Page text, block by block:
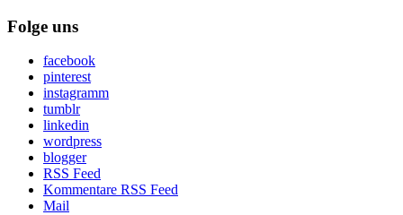
Folge uns
facebook
pinterest
instagramm
tumblr
linkedin
wordpress
blogger
RSS Feed
Kommentare RSS Feed
Mail